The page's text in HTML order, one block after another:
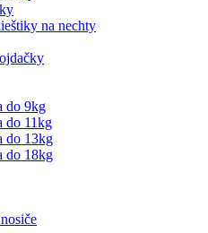
na nechty
do 9kg
do 11kg
do 13kg
do 18kg